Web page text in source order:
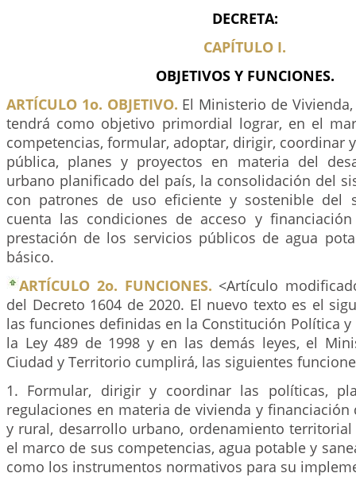
DECRETA:
CAPÍTULO I.
OBJETIVOS Y FUNCIONES.
ARTÍCULO 1o. OBJETIVO. El Ministerio de
tendrá como objetivo primordial lograr, en el
competencias, formular, adoptar, dirigir, coordinar
pública, planes y proyectos en materia del
urbano planificado del país, la consolidación del
con patrones de uso eficiente y sostenible del
cuenta las condiciones de acceso y
prestación de los servicios públicos de agua
básico.
ARTÍCULO 2o. FUNCIONES. <Artículo
del Decreto 1604 de 2020. El nuevo texto es el
las funciones definidas en la Constitución Política
la Ley 489 de 1998 y en las demás leyes, el
Ciudad y Territorio cumplirá, las siguientes
1. Formular, dirigir y coordinar las políticas,
regulaciones en materia de vivienda y financiación
y rural, desarrollo urbano, ordenamiento
el marco de sus competencias, agua potable y
como los instrumentos normativos para su